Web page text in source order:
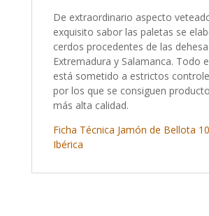
De extraordinario aspecto
exquisito sabor las paletas se
cerdos procedentes de las
Extremadura y Salamanca. Todo
está sometido a estrictos
por los que se consiguen
más alta calidad.
Ficha Técnica Jamón de Bellota
Ibérica